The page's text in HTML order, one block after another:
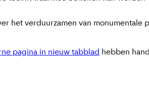
het verduurzamen van monumentale
pagina in nieuw tabblad hebben